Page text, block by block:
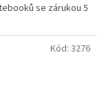
se zárukou 5
Kód: 3276